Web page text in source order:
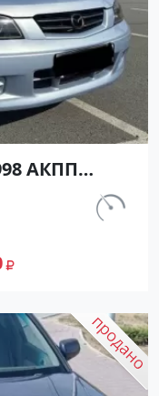
АКПП
Хетчбэк по